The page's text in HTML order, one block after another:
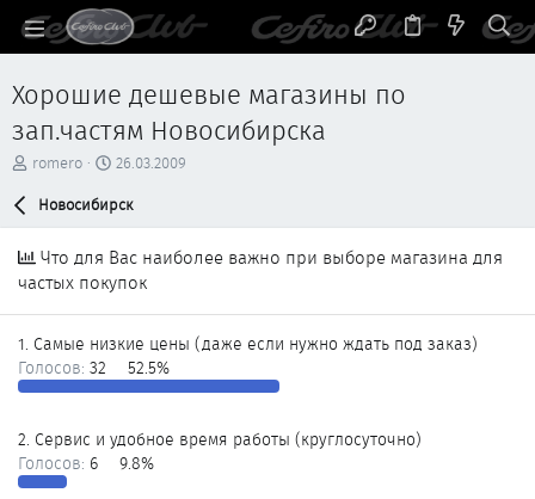
Хорошие дешевые магазины по
зап.частям Новосибирска
А
о
р
т
е
м
ы
romero
Д
т
а
н
а
ч
а
а
26.03.2009
Новосибирск
Что для Вас наиболее важно при выборе магазина для
частых покупок
1. Самые низкие цены (даже если нужно ждать под заказ)
Голосов: 32 52.5%
2. Сервис и удобное время работы (круглосуточно)
Голосов: 6 9.8%